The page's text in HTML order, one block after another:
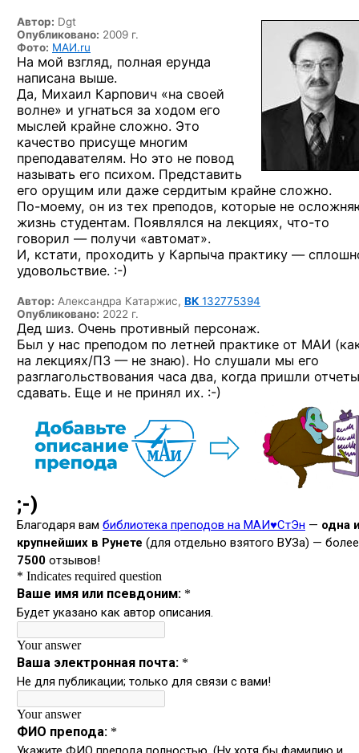
Автор: Dgt
Опубликовано: 2009 г.
Фото: МАИ.ru
На мой взгляд, полная ерунда
написана выше.
Да, Михаил Карпович «на своей
волне» и угнаться за ходом его
мыслей крайне сложно. Это
качество присуще многим
преподавателям. Но это не повод
называть его психом. Представить
его орущим или даже сердитым крайне сложно.
По-моему, он из тех преподов, которые не
жизнь студентам. Появлялся на лекциях, что-то
говорил — получи «автомат».
И, кстати, проходить у Карпыча практику —
удовольствие. :-)
Автор: Александра Катаржис, ВК 132775394
Опубликовано: 2022 г.
Дед шиз. Очень противный персонаж.
Был у нас преподом по летней практике от МАИ
на лекциях/ПЗ — не знаю). Но слушали мы его
разглагольствования часа два, когда пришли отчеты
сдавать. Еще и не принял их. :-)